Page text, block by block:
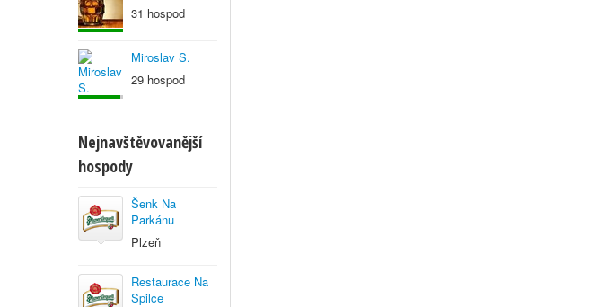
31 hospod
Miroslav S.
29 hospod
Nejnavštěvovanější
hospody
Šenk Na
Parkánu
Plzeň
Restaurace Na
Spilce